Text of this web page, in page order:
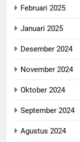
Februari 2025
Januari 2025
Desember 2024
November 2024
Oktober 2024
September 2024
Agustus 2024